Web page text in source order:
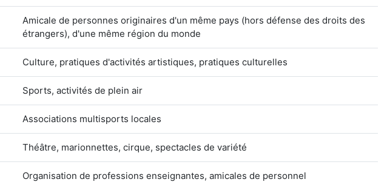
Amicale de personnes originaires d'un même pays (hors défense des droits des
étrangers), d'une même région du monde
Culture, pratiques d'activités artistiques, pratiques culturelles
Sports, activités de plein air
Associations multisports locales
Théâtre, marionnettes, cirque, spectacles de variété
Organisation de professions enseignantes, amicales de personnel